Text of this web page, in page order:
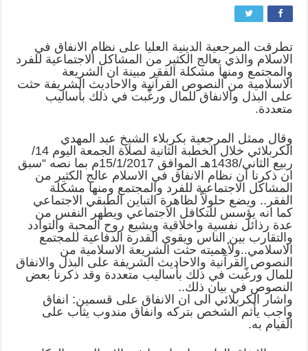
تطرقت المرجعية الدينية العليا على نظام الانفاق في
الاسلام والذي يعالج الكثير من المشاكل الاجتماعية للفرد
والمجتمع ومنها مشكلة الفقر مبينة ان الشريعة
الاسلامية من النصوص القرآنية والاحاديث الشريفة حثت
على البذل والانفاق للمال ورغّبت في ذلك بأساليب
متعددة.
وقال ممثل المرجعية بكربلاء الشيخ عبد المهدي
الكربلائي خلال الخطبة الثانية لصلاة الجمعة اليوم 14/
ربيع الثاني/1438هـ الموافق 15/1/2017م بما نصه “سبق
ان ذكرنا ان نظام الانفاق في الاسلام عالج الكثير من
المشاكل الاجتماعية للفرد والمجتمع ومنها مشكلة
الفقر.. ويضع حلولاً لظاهرة التباين الطبقي الاجتماعي
كما انه يؤسس للتكافل الاجتماعي ويطهر النفس من
عدة رذائل نفسية واخلاقية ويشيع روح المحبة والتوادد
والتقارب بين الناس ويقوي القدرة الدفاعية للمجتمع
الاسلامي..ولأهميته حثت الشريعة الاسلامية من
النصوص القرآنية والاحاديث الشريفة على البذل والانفاق
للمال ورغّبت في ذلك بأساليب متعددة وقد ذكرنا بعض
النصوص في بيان ذلك..
واشار الكربلائي الى ان الانفاق على قسمين: انفاق
واجب يأثم الشخص بتركه وانفاق مندوب يثاب على
القيام به.